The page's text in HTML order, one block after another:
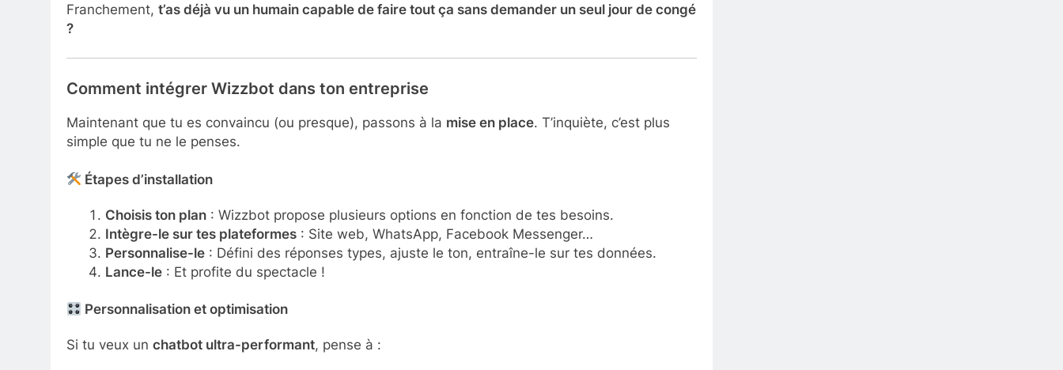
Franchement, t’as déjà vu un humain capable de faire tout ça sans demander un seul jour de congé
?
Comment intégrer Wizzbot dans ton entreprise
Maintenant que tu es convaincu (ou presque), passons à la mise en place. T’inquiète, c’est plus
simple que tu ne le penses.
Étapes d’installation
Choisis ton plan: Wizzbot propose plusieurs options en fonction de tes besoins.
Intègre-le sur tes plateformes: Site web, WhatsApp, Facebook Messenger…
Personnalise-le: Défini des réponses types, ajuste le ton, entraîne-le sur tes données.
Lance-le: Et profite du spectacle !
Personnalisation et optimisation
Si tu veux un chatbot ultra-performant, pense à :